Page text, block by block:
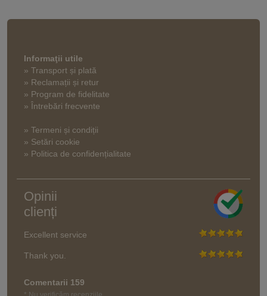
Informaţii utile
» Transport și plată
» Reclamații și retur
» Program de fidelitate
» Întrebări frecvente
» Termeni și condiții
» Setări cookie
» Politica de confidențialitate
Opinii
clienți
Excellent service
Thank you.
Comentarii 159